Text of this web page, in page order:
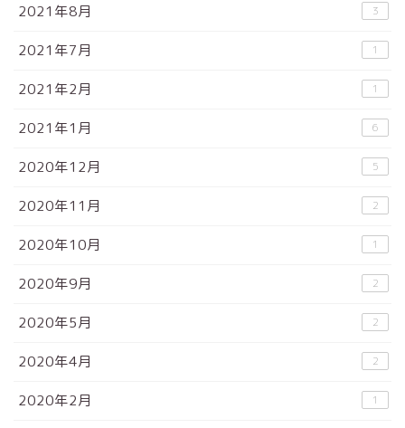
2021年8月 3
2021年7月 1
2021年2月 1
2021年1月 6
2020年12月 5
2020年11月 2
2020年10月 1
2020年9月 2
2020年5月 2
2020年4月 2
2020年2月 1